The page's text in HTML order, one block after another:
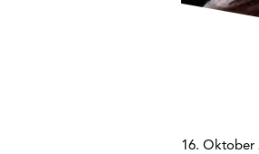
16. Oktober
Plattformen anzeigen zu